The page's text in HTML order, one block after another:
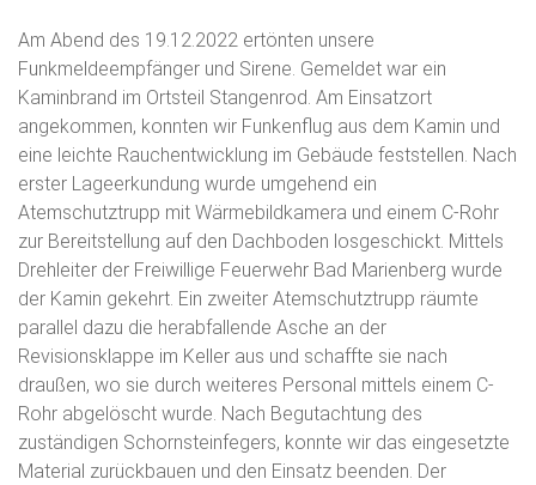
Am Abend des 19.12.2022 ertönten unsere
Funkmeldeempfänger und Sirene. Gemeldet war ein
Kaminbrand im Ortsteil Stangenrod. Am Einsatzort
angekommen, konnten wir Funkenflug aus dem Kamin und
eine leichte Rauchentwicklung im Gebäude feststellen. Nach
erster Lageerkundung wurde umgehend ein
Atemschutztrupp mit Wärmebildkamera und einem C-Rohr
zur Bereitstellung auf den Dachboden losgeschickt. Mittels
Drehleiter der Freiwillige Feuerwehr Bad Marienberg wurde
der Kamin gekehrt. Ein zweiter Atemschutztrupp räumte
parallel dazu die herabfallende Asche an der
Revisionsklappe im Keller aus und schaffte sie nach
draußen, wo sie durch weiteres Personal mittels einem C-
Rohr abgelöscht wurde. Nach Begutachtung des
zuständigen Schornsteinfegers, konnte wir das eingesetzte
Material zurückbauen und den Einsatz beenden. Der